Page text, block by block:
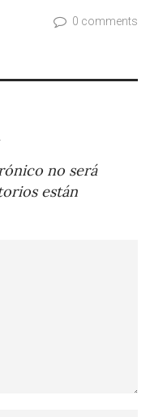
0 comments
no será
están